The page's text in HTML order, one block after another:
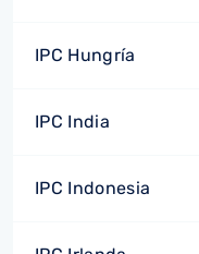
IPC Hungría
IPC India
IPC Indonesia